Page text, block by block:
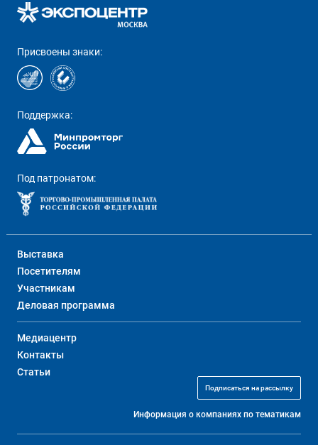
Присвоены знаки:
Поддержка:
Под патронатом:
Выставка
Посетителям
Участникам
Деловая программа
Медиацентр
Контакты
Статьи
Подписаться на рассылку
Информация о компаниях по тематикам